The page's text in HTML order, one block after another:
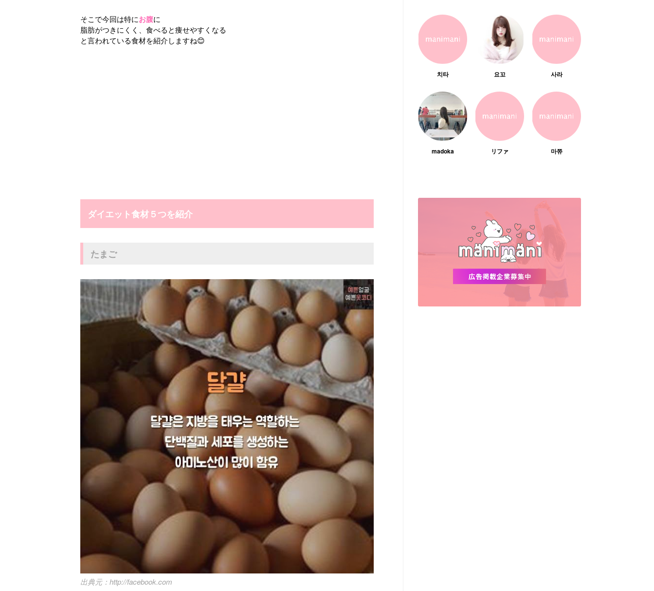
そこで今回は特にお腹に
脂肪がつきにくく、食べると痩せやすくなる
と言われている食材を紹介しますね😊
ダイエット食材５つを紹介
たまご
http://facebook.com
치타 요꼬 사라
madoka リファ 마쮸